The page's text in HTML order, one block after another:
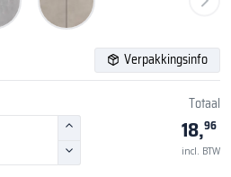
Verpakkingsinfo
Totaal
18,96
incl. BTW